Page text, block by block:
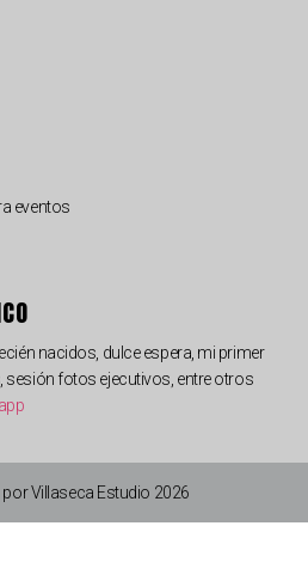
eventos
nacidos, dulce espera, mi primer
sesión fotos ejecutivos, entre otros
Villaseca Estudio 2026